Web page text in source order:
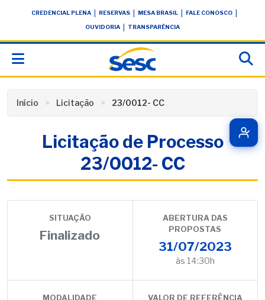
conteúdoCREDENCIAL PLENA RESERVAS MESA BRASIL FALE CONOSCO
OUVIDORIA TRANSPARÊNCIA
Início Licitação 23/0012- CC
Licitação de Processo
23/0012- CC
SITUAÇÃO
Finalizado
ABERTURA DAS
PROPOSTAS
31/07/2023
às 14:30h
MODALIDADE VALOR DE REFERÊNCIA